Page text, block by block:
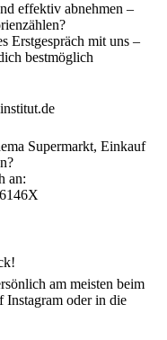
effektiv abnehmen –
Erstgespräch mit uns –
bestmöglich
Supermarkt, Einkauf
an:
am meisten beim
Instagram oder in die